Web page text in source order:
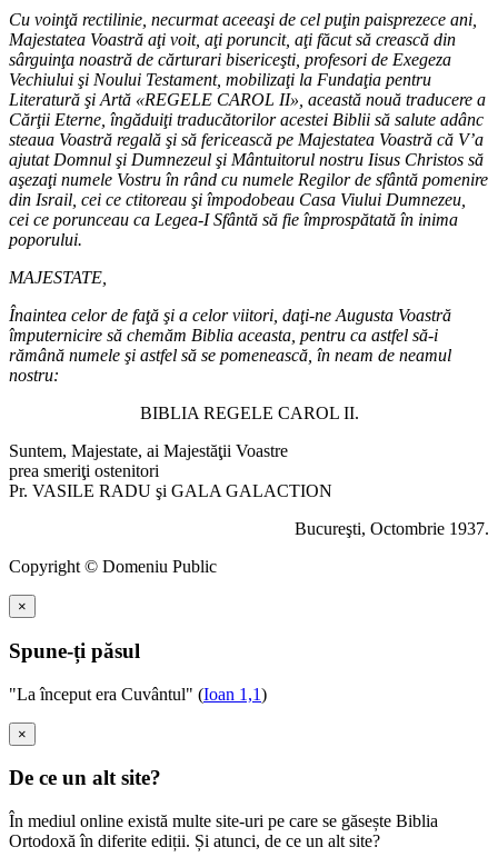
Cu voinţă rectilinie, necurmat aceeaşi de cel puţin paisprezece ani,
Majestatea Voastră aţi voit, aţi poruncit, aţi făcut să crească din
sârguinţa noastră de cărturari bisericeşti, profesori de Exegeza
Vechiului şi Noului Testament, mobilizaţi la Fundaţia pentru
Literatură şi Artă «REGELE CAROL II», această nouă traducere a
Cărţii Eterne, îngăduiţi traducătorilor acestei Biblii să salute adânc
steaua Voastră regală şi să fericească pe Majestatea Voastră că V’a
ajutat Domnul şi Dumnezeul şi Mântuitorul nostru Iisus Christos să
aşezaţi numele Vostru în rând cu numele Regilor de sfântă pomenire
din Israil, cei ce ctitoreau şi împodobeau Casa Viului Dumnezeu,
cei ce porunceau ca Legea-I Sfântă să fie împrospătată în inima
poporului.
MAJESTATE,
Înaintea celor de faţă şi a celor viitori, daţi-ne Augusta Voastră
împuternicire să chemăm Biblia aceasta, pentru ca astfel să-i
rămână numele şi astfel să se pomenească, în neam de neamul
nostru:
BIBLIA REGELE CAROL II.
Suntem, Majestate, ai Majestăţii Voastre
prea smeriţi ostenitori
Pr. VASILE RADU şi GALA GALACTION
Bucureşti, Octombrie 1937.
Copyright © Domeniu Public
×
Spune-ți păsul
"La început era Cuvântul" (Ioan 1,1)
×
De ce un alt site?
În mediul online există multe site-uri pe care se găsește Biblia
Ortodoxă în diferite ediții. Și atunci, de ce un alt site?